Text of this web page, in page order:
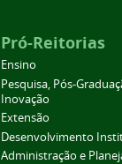
Pró-Reitorias
Ensino
Pesquisa, Pós-
Inovação
Extensão
Desenvolvimento
Administração e